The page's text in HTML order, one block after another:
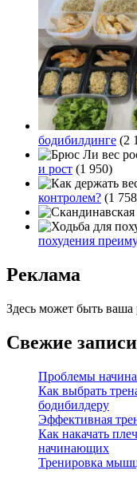
бодибилдинге (2
и рост (1 950)
контролем? (1
похудения
Реклама
Здесь может быть ваша
Свежие записи
Проблемы
Как выбрать
бодибилдеру
Эффективная
Как накачать
начинающих
Тренировка мышц